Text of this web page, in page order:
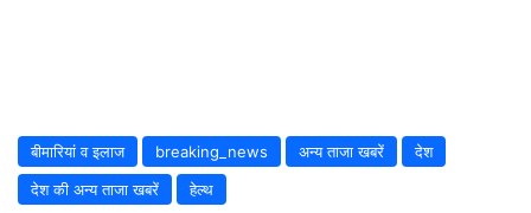
बीमारियां व इलाज breaking_news अन्य ताजा खबरें
देश
देश की अन्य ताजा खबरें
हेल्थ